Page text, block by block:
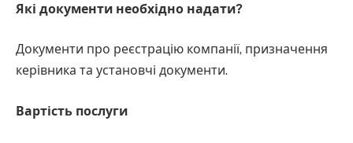
Які документи необхідно надати?
Документи про реєстрацію компанії, призначення
керівника та установчі документи.
Вартість послуги